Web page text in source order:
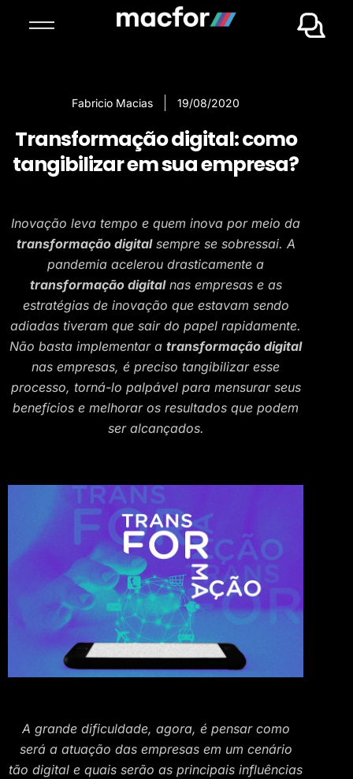
Fabricio Macias 19/08/2020
Transformação digital: como
tangibilizar em sua empresa?
Inovação leva tempo e quem inova por meio da
transformação digitalsempre se sobressai. A
pandemia acelerou drasticamente a
transformação digitalnas empresas e as
estratégias de inovação que estavam sendo
adiadas tiveram que sair do papel rapidamente.
Não basta implementar a transformação digital
nas empresas, é preciso tangibilizar esse
processo, torná-lo palpável para mensurar seus
benefícios e melhorar os resultados que podem
ser alcançados.
A grande dificuldade, agora, é pensar como
será a atuação das empresas em um cenário
tão digital e quais serão as principais influências